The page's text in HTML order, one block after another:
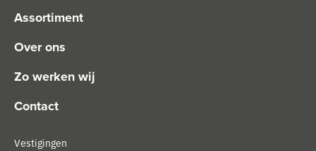
Assortiment
Over ons
Zo werken wij
Contact
Vestigingen